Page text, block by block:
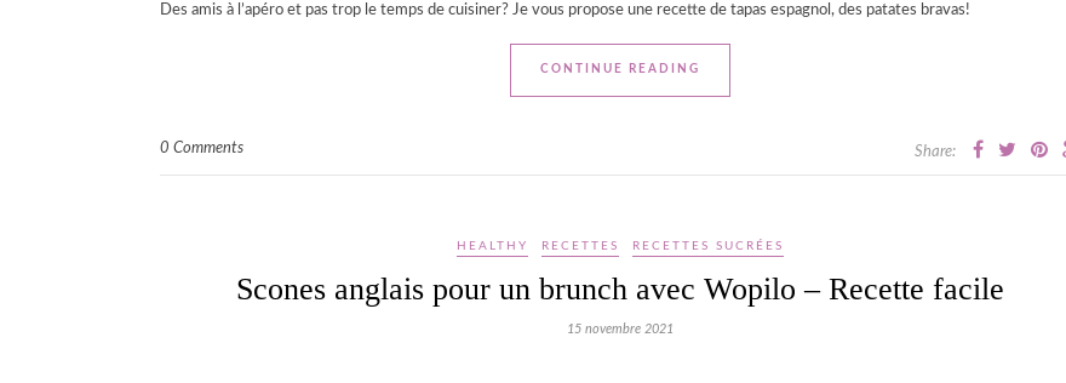
Des amis à l’apéro et pas trop le temps de cuisiner? Je vous propose une recette de tapas espagnol, des patates bravas!
CONTINUE READING
0 Comments Share:
HEALTHY RECETTES RECETTES SUCRÉES
Scones anglais pour un brunch avec Wopilo – Recette facile
15 novembre 2021